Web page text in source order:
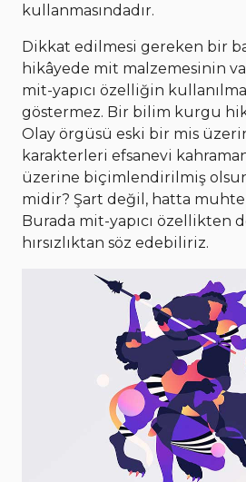
kullanmasındadır.
Dikkat edilmesi gereken bir
hikâyede mit malzemesinin
mit-yapıcı özelliğin
göstermez. Bir bilim kurgu
Olay örgüsü eski bir mis
karakterleri efsanevi
üzerine biçimlendirilmiş
midir? Şart değil, hatta
Burada mit-yapıcı özellikten
hırsızlıktan söz edebiliriz.